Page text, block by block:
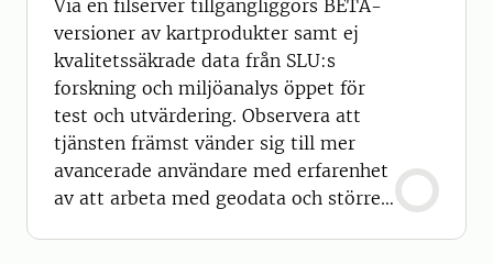
Via en filserver tillgängliggörs BETA-
versioner av kartprodukter samt ej
kvalitetssäkrade data från SLU:s
forskning och miljöanalys öppet för
test och utvärdering. Observera att
tjänsten främst vänder sig till mer
avancerade användare med erfarenhet
av att arbeta med geodata och större